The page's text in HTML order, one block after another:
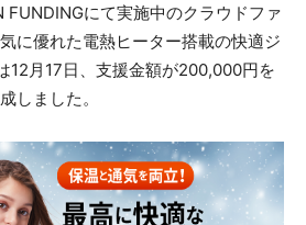
FUNDINGにて実施中のクラウドファ
に優れた電熱ヒーター搭載の快適ジ
12月17日、支援金額が200,000円を
しました。